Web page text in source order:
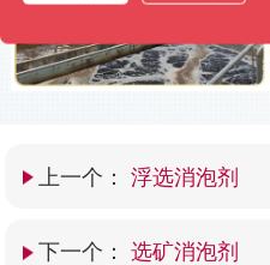
上一个： 浮选消泡剂
下一个： 选矿消泡剂